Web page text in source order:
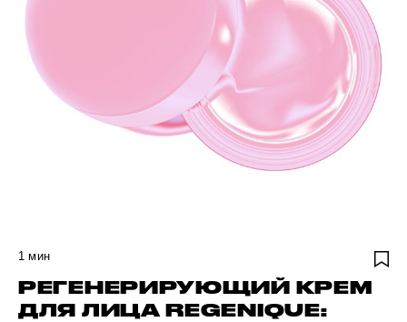
1 мин
РЕГЕНЕРИРУЮЩИЙ КРЕМ
ДЛЯ ЛИЦА REGENIQUE: